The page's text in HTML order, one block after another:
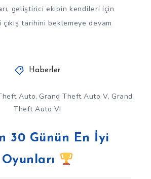
geliştirici ekibin kendileri için
tarihini beklemeye devam
Haberler
Auto, Grand Theft Auto V, Grand
Theft Auto VI
30 Günün En İyi
Oyunları